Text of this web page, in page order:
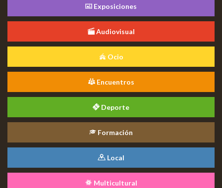
Exposiciones
Audiovisual
Ocio
Encuentros
Deporte
Formación
Local
Multicultural